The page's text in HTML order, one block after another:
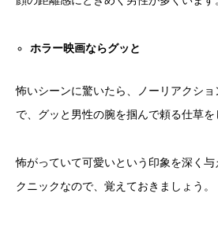
ホラー映画ならグッと
怖いシーンに驚いたら、ノーリアクシ
で、グッと男性の腕を掴んで頼る仕草を
怖がっていて可愛いという印象を深く
クニックなので、覚えておきましょう。